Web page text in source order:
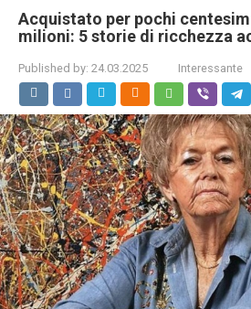
Acquistato per pochi
milioni: 5 storie di ricchezza
Published by: 24.03.2025 Interessante